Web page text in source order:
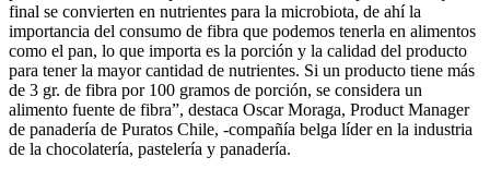
final se convierten en nutrientes para la microbiota, de ahí la
importancia del consumo de fibra que podemos tenerla en alimentos
como el pan, lo que importa es la porción y la calidad del producto
para tener la mayor cantidad de nutrientes. Si un producto tiene más
de 3 gr. de fibra por 100 gramos de porción, se considera un
alimento fuente de fibra”, destaca Oscar Moraga, Product Manager
de panadería de Puratos Chile, -compañía belga líder en la industria
de la chocolatería, pastelería y panadería.